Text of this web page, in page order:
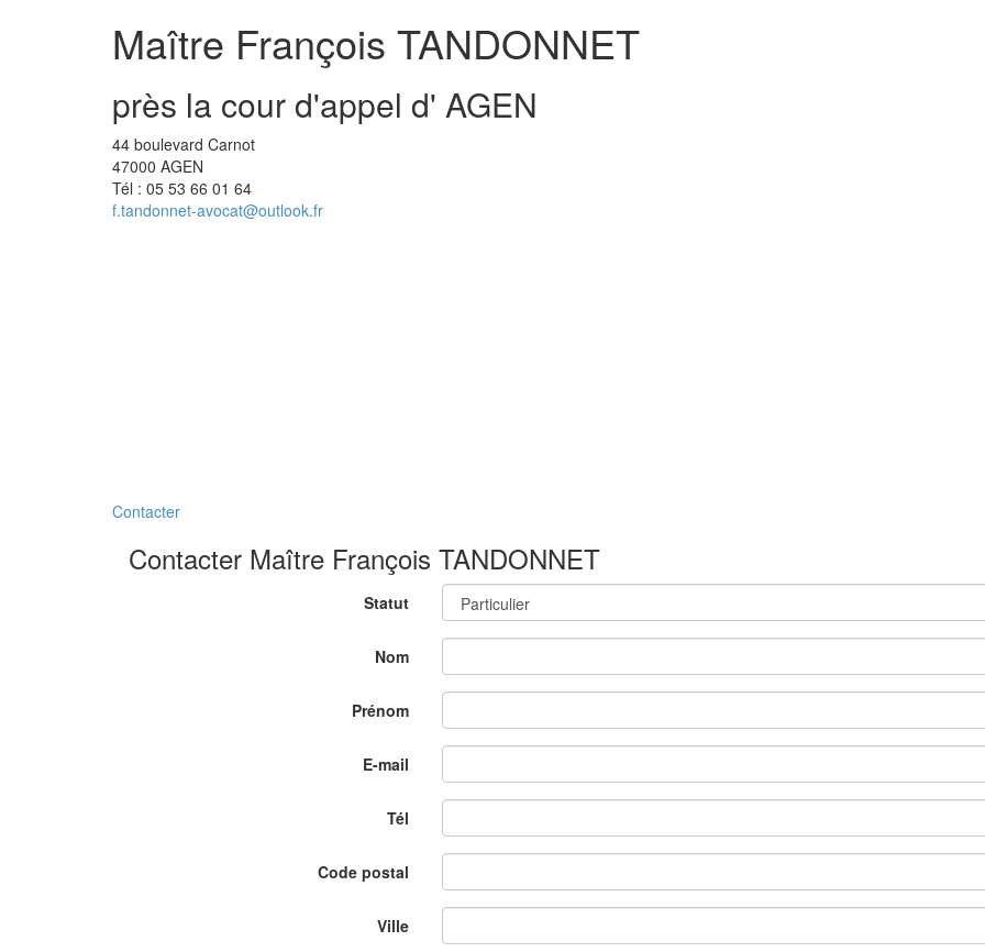
Maître François TANDONNET
près la cour d'appel d' AGEN
44 boulevard Carnot
47000 AGEN
Tél : 05 53 66 01 64
f.tandonnet-avocat@outlook.fr
Contacter
Contacter Maître François TANDONNET
Statut
Nom
Prénom
E-mail
Tél
Code postal
Ville